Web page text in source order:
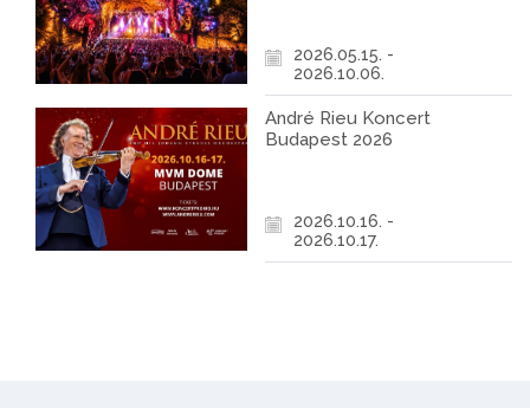
2026.05.15. -
2026.10.06.
André Rieu Koncert
Budapest 2026
2026.10.16. -
2026.10.17.